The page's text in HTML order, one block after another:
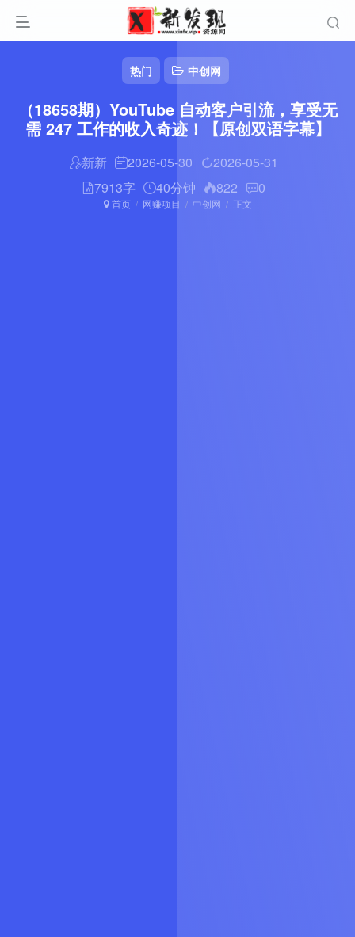
热门 中创网
（18658期）YouTube 自动客户引流，享受无
需 247 工作的收入奇迹！【原创双语字幕】
新新 2026-05-30
2026-05-31
7913字
40分钟 822 0
首页 网赚项目 中创网 正文